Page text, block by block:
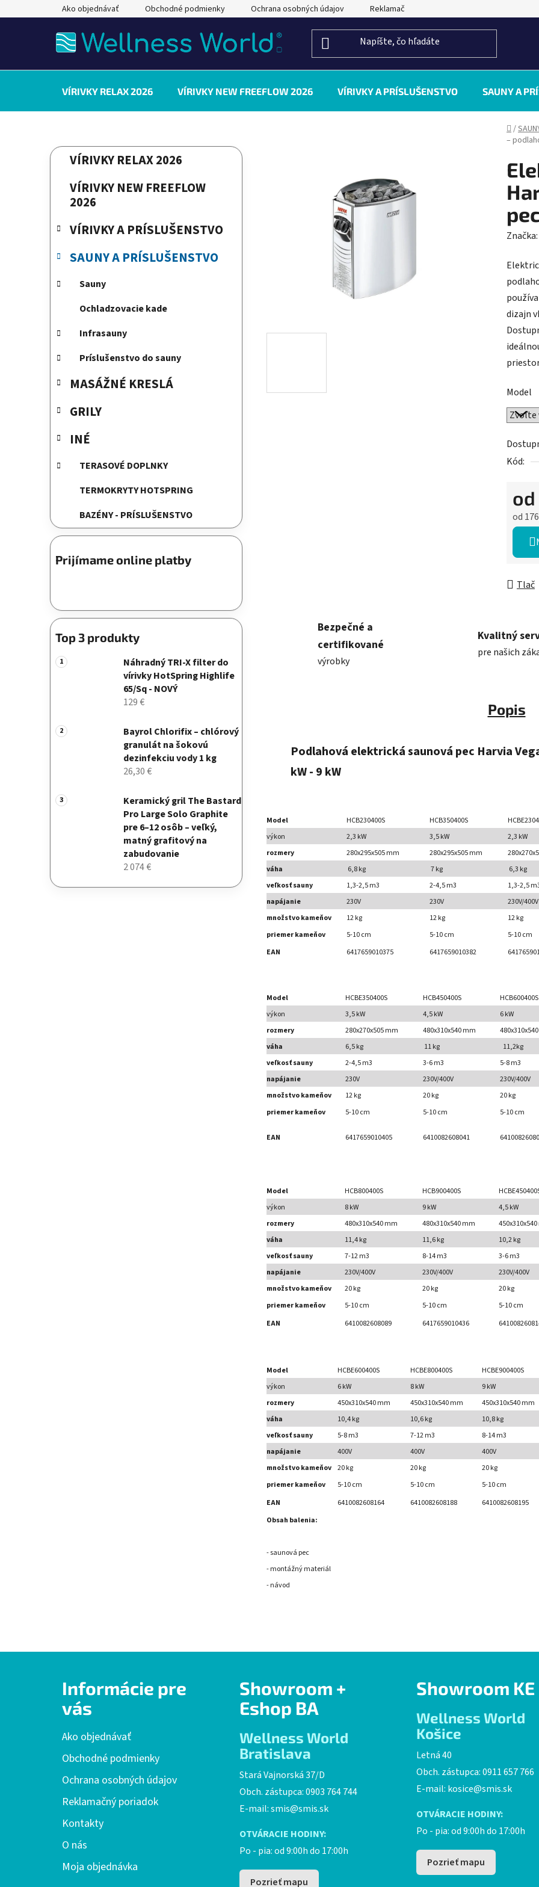
na
Ako objednávať Obchodné podmienky Ochrana osobných údajov Reklamačný poriadok
VÍRIVKY RELAX 2026 VÍRIVKY NEW FREEFLOW 2026 VÍRIVKY A PRÍSLUŠENSTVO SAUNY A
Domov
/
–
B
p
n
e
Preskočiť
kategórie
K
r
e
VÍRIVKY RELAX 2026
VÍRIVKY NEW FREEFLOW
2026
VÍRIVKY A PRÍSLUŠENSTVO
SAUNY A PRÍSLUŠENSTVO
Sauny
Ochladzovacie kade
Infrasauny
Príslušenstvo do sauny
MASÁŽNÉ KRESLÁ
GRILY
INÉ
TERASOVÉ DOPLNKY
TERMOKRYTY HOTSPRING
BAZÉNY - PRÍSLUŠENSTVO
Prijímame online platby
Top 3 produkty
Náhradný TRI-X filter do
vírivky HotSpring Highlife
65/Sq - NOVÝ
129 €
Bayrol Chlorifix – chlórový
granulát na šokovú
dezinfekciu vody 1 kg
26,30 €
Keramický gril The Bastard
Pro Large Solo Graphite
pre 6–12 osôb – veľký,
matný grafitový na
zabudovanie
2 074 €
Značka:
dizajn
Model
Kód:
od
od
Tlač
Bezpečné a
certifikované
výrobky
Kvalitný
pre našich
Popis
Podlahová elektrická saunová pec Harvia
kW - 9 kW
Model HCB230400S HCB350400S
výkon
2,3 kW 3,5 kW
2,3 kW
rozmery
280x295x505 mm 280x295x505 mm
váha
6,8 kg 7 kg
6,3 kg
veľkosť sauny
1,3-2,5 m3 2-4,5 m3
1,3-2,5
napájanie
230V 230V
230V/400V
množstvo kameňov
12 kg 12 kg
12 kg
priemer kameňov
5-10 cm 5-10 cm
5-10 cm
EAN
6417659010375 6417659010382
Model HCBE350400S HCB450400S
HCB600400S
výkon
3,5 kW 4,5 kW
6 kW
rozmery
280x270x505 mm 480x310x540 mm
váha
6,5 kg 11 kg
11,2kg
veľkosť sauny
2-4,5 m3 3-6 m3
5-8 m3
napájanie
230V 230V/400V
230V/400V
množstvo kameňov
12 kg 20 kg
20 kg
priemer kameňov
5-10 cm 5-10 cm 5-10 cm
EAN 6417659010405 6410082608041
Model HCB800400S HCB900400S
výkon
8 kW 9 kW
4,5 kW
rozmery
480x310x540 mm 480x310x540 mm
váha
11,4 kg 11,6 kg
10,2 kg
veľkosť sauny
7-12 m3 8-14 m3
3-6 m3
napájanie
230V/400V 230V/400V
230V/400V
množstvo kameňov
20 kg 20 kg
20 kg
priemer kameňov
5-10 cm 5-10 cm
5-10 cm
EAN
6410082608089 6417659010436
Model HCBE600400S HCBE800400S
HCBE900400S
výkon
6 kW 8 kW
9 kW
rozmery
450x310x540 mm 450x310x540 mm
450x310x540 mm
váha
10,4 kg 10,6 kg
10,8 kg
veľkosť sauny
5-8 m3 7-12 m3
8-14 m3
napájanie
400V 400V
400V
množstvo kameňov 20 kg 20 kg
20 kg
priemer kameňov
5-10 cm 5-10 cm
5-10 cm
EAN
6410082608164 6410082608188
6410082608195
Obsah balenia:
- saunová pec
- montážný materiál
- návod
Informácie pre
vás
Ako objednávať
Obchodné podmienky
Ochrana osobných údajov
Reklamačný poriadok
Kontakty
O nás
Moja objednávka
Showroom +
Eshop BA
Wellness World
Bratislava
Stará Vajnorská 37/D
Obch. zástupca: 0903 764 744
E-mail:smis@smis.sk
OTVÁRACIE HODINY:
Po - pia: od 9:00h do 17:00h
Pozrieť mapu
Showroom KE
Wellness World
Košice
Letná 40
Obch. zástupca: 0911 657 766
E-mail: kosice@smis.sk
OTVÁRACIE HODINY:
Po - pia: od 9:00h do 17:00h
Pozrieť mapu